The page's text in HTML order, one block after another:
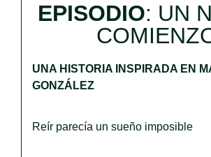
EPISODIO: UN
UNA HISTORIA INSPIRADA EN
GONZÁLEZ
Reír parecía un sueño imposible